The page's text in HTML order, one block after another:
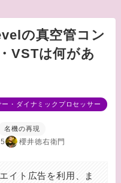
の真空管コン
VSTは何があ
ー・ダイナミックプロセッサー
名機の再現
櫻井徳右衛門
イト広告を利用、ま